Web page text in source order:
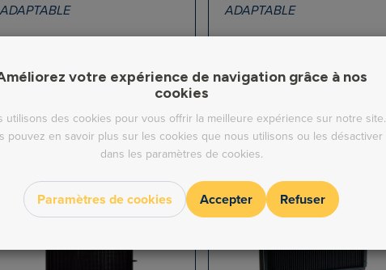
ADAPTABLE ADAPTABLE
votre expérience de navigation grâce à nos
cookies
utilisons des cookies pour vous offrir la meilleure expérience sur notre site.
pouvez en savoir plus sur les cookies que nous utilisons ou les désactiver
dans les paramètres de cookies.
Paramètres de cookies Accepter Refuser